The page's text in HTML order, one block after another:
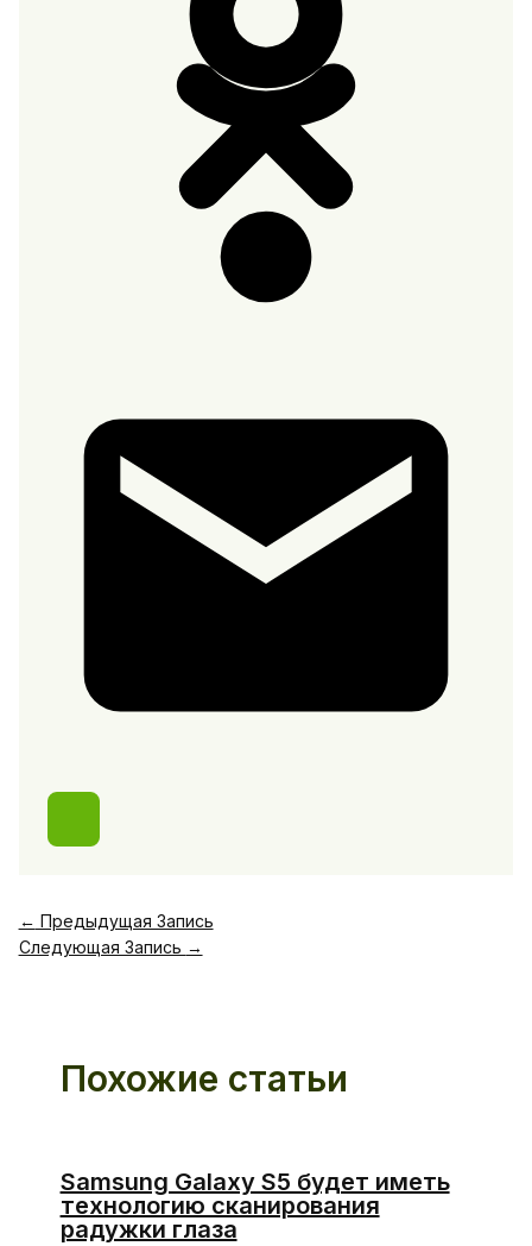
← Предыдущая Запись
Следующая Запись →
Похожие статьи
Samsung Galaxy S5 будет иметь
технологию сканирования
радужки глаза